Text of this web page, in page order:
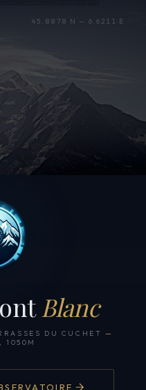
45.8878 N — 6.6211 E
Blanc
DU CUCHET —
1050M